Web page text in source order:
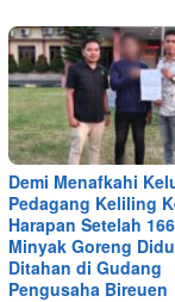
Demi Menafkahi
Pedagang Keliling
Harapan Setelah
Minyak Goreng
Ditahan di Gudang
Pengusaha Bireuen